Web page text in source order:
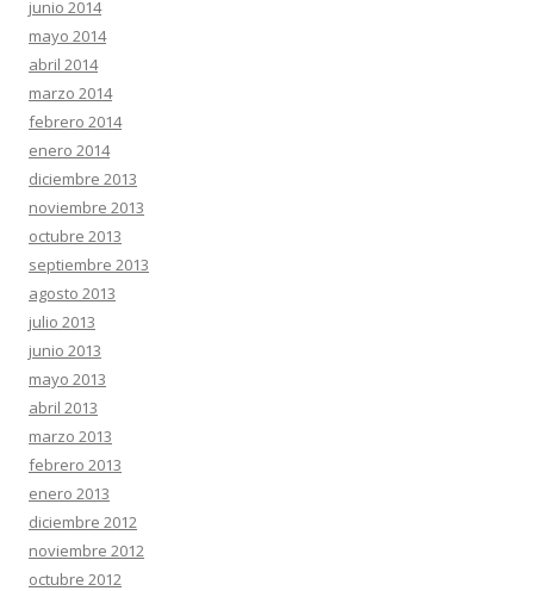
junio 2014
mayo 2014
abril 2014
marzo 2014
febrero 2014
enero 2014
diciembre 2013
noviembre 2013
octubre 2013
septiembre 2013
agosto 2013
julio 2013
junio 2013
mayo 2013
abril 2013
marzo 2013
febrero 2013
enero 2013
diciembre 2012
noviembre 2012
octubre 2012